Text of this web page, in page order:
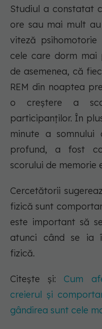
Studiul a constatat
ore sau mai mult
viteză
cele care dorm mai
de asemenea, că
REM din noaptea
o creștere a
participanților. În
minute a somnului
profund, a fost
scorului de memorie
Cercetătorii
fizică sunt
este important să
atunci când se ia
fizică.
Citește și:Cum
creierul și
gândirea sunt cele